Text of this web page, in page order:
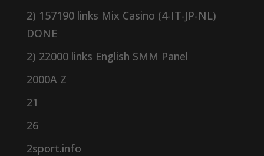
2) 157190 links Mix Casino (4-IT-JP-NL)
DONE
2) 22000 links English SMM Panel
2000A Z
21
26
2sport.info